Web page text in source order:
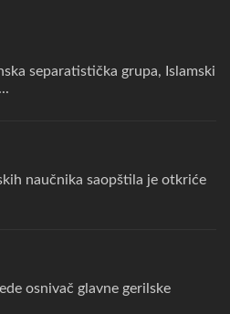
separatistička grupa, Islamski
naučnika saopštila je otkriće
osnivač glavne gerilske